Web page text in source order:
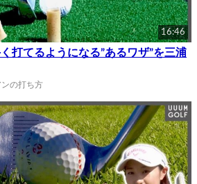
16:46
打てるようになる”あるワザ”を三浦
ンの打ち方